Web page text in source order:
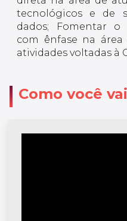
tecnológicos e de
dados; Fomentar o
com ênfase na área
atividades voltadas à
Como você